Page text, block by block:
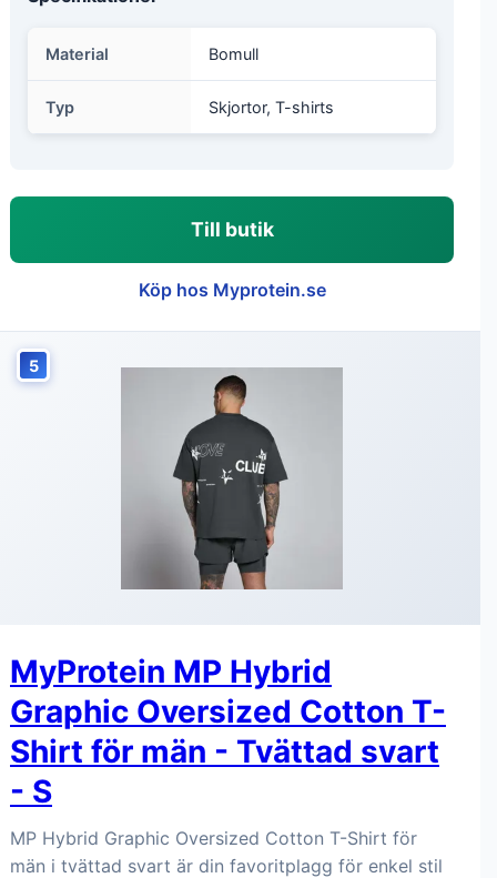
Material Bomull
Typ Skjortor, T-shirts
Till butik
Köp hos Myprotein.se
5
MyProtein MP Hybrid
Graphic Oversized Cotton T-
Shirt för män - Tvättad svart
- S
MP Hybrid Graphic Oversized Cotton T-Shirt för
män i tvättad svart är din favoritplagg för enkel stil